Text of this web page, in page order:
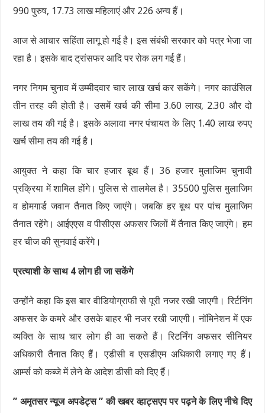
990 पुरुष, 17.73 लाख महिलाएं और 226 अन्य हैं।
आज से आचार सहिंता लागू हो गई है। इस संबंधी सरकार को पत्र भेजा जा
रहा है। इसके बाद ट्रांसफर आदि पर रोक लग गई हैं।
नगर निगम चुनाव में उम्मीदवार चार लाख खर्च कर सकेंगे। नगर काउंसिल
तीन तरह की होती है। उसमें खर्च की सीमा 3.60 लाख, 2.30 और दो
लाख तय की गई है। इसके अलावा नगर पंचायत के लिए 1.40 लाख रुपए
खर्च सीमा तय की गई है।
आयुक्त ने कहा कि चार हजार बूथ हैं। 36 हजार मुलाजिम चुनावी
प्रक्रिया में शामिल होंगे। पुलिस से तालमेल है। 35500 पुलिस मुलाजिम
व होमगार्ड जवान तैनात किए जाएंगे। जबकि हर बूथ पर पांच मुलाजिम
तैनात रहेंगे। आईएएस व पीसीएस अफसर जिलों में तैनात किए जाएंगे। हम
हर चीज की सुनवाई करेंगे।
प्रत्याशी के साथ 4 लोग ही जा सकेंगे
उन्होंने कहा कि इस बार वीडियोग्राफी से पूरी नजर रखी जाएगी। रिर्टनिंग
अफसर के कमरे और उसके बाहर भी नजर रखी जाएगी। नॉमिनेशन में एक
व्यक्ति के साथ चार लोग ही आ सकते हैं। रिटर्निंग अफसर सीनियर
अधिकारी तैनात किए हैं। एडीसी व एसडीएम अधिकारी लगाए गए हैं।
आर्म्स को कब्जे में लेने के आदेश डीसी को दिए हैं।
” अमृतसर न्यूज अपडेट्स ” की खबर व्हाट्सएप पर पढ़ने के लिए नीचे दिए